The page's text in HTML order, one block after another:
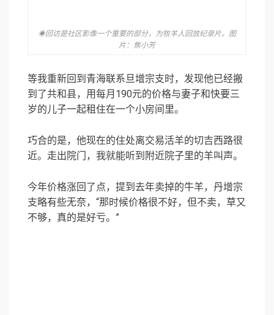
◉回访是社区影像一个重要的部分，为牧羊人回放纪录片。图
片：焦小芳
等我重新回到青海联系旦增宗支时，发现他已经搬
到了共和县，用每月190元的价格与妻子和快要三
岁的儿子一起租住在一个小房间里。
巧合的是，他现在的住处离交易活羊的切吉西路很
近。走出院门，我就能听到附近院子里的羊叫声。
今年价格涨回了点，提到去年卖掉的牛羊，丹增宗
支略有些无奈，“那时候价格很不好，但不卖，草又
不够，真的是好亏。”